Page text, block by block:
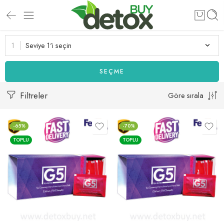
Seviye 1'i seçin
SEÇME
Filtreler Göre sırala
-65%
TOPLU
-70%
TOPLU